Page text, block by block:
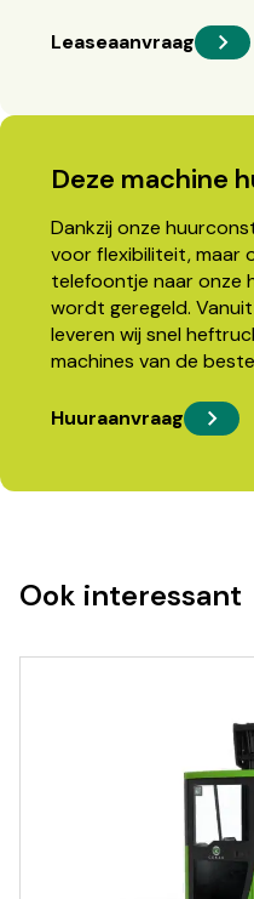
Leaseaanvraag
Deze machine
Dankzij onze
voor flexibiliteit, maar
telefoontje naar onze
wordt geregeld.
leveren wij snel
machines van de
Huuraanvraag
Ook interessant